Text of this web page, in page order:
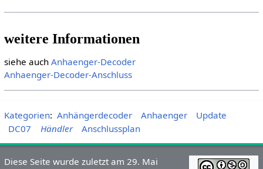
weitere Informationen
siehe auch Anhaenger-Decoder
Anhaenger-Decoder-Anschluss
Kategorien: Anhängerdecoder Anhaenger
Update
DC07
Händler Anschlussplan
Diese Seite wurde zuletzt am 29. Mai